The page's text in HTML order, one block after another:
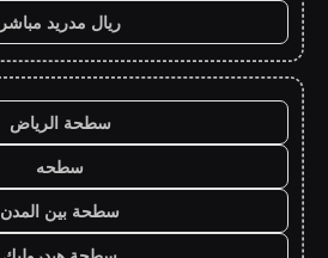
ريال مدريد مباشر
سطحة الرياض
سطحه
سطحة بين المدن